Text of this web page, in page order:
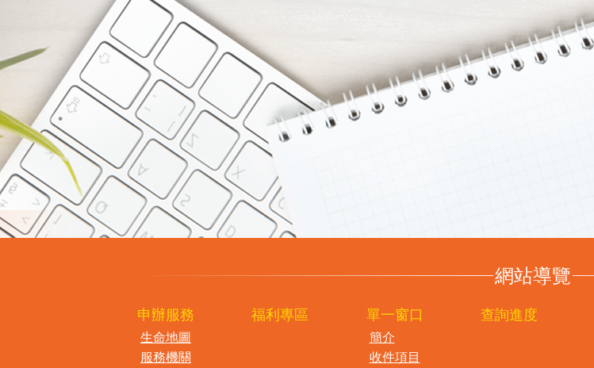
網站導覽
申辦服務
生命地圖
服務機關
福利專區 單一窗口
簡介
收件項目
查詢進度